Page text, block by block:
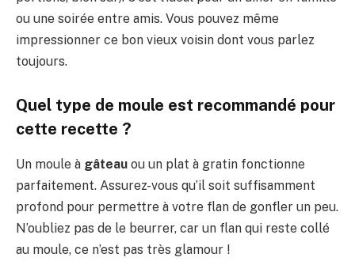
ou une soirée entre amis. Vous pouvez même
impressionner ce bon vieux voisin dont vous parlez
toujours.
Quel type de moule est recommandé pour
cette recette ?
Un moule à gâteau ou un plat à gratin fonctionne
parfaitement. Assurez-vous qu’il soit suffisamment
profond pour permettre à votre flan de gonfler un peu.
N’oubliez pas de le beurrer, car un flan qui reste collé
au moule, ce n’est pas très glamour !